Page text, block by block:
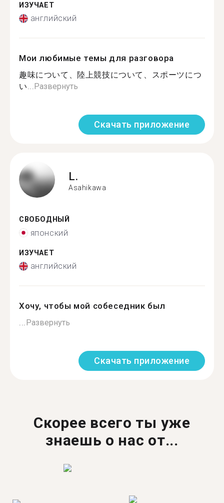
ИЗУЧАЕТ
английский
Мои любимые темы для разговора
趣味について、陸上競技について、スポーツにつ
い...Развернуть
Скачать приложение
L.
Asahikawa
СВОБОДНЫЙ
японский
ИЗУЧАЕТ
английский
Хочу, чтобы мой собеседник был
...Развернуть
Скачать приложение
Скорее всего ты уже
знаешь о нас от...